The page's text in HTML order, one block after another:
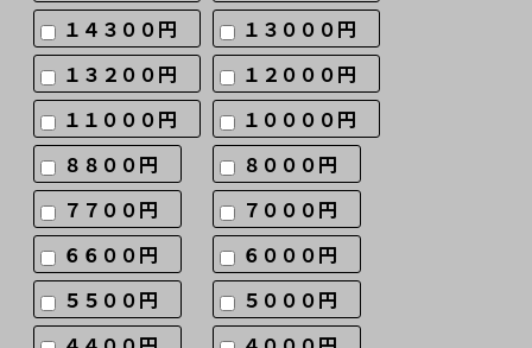
１４３００円
１３０００円
１３２００円
１２０００円
１１０００円
１００００円
８８００円
８０００円
７７００円
７０００円
６６００円
６０００円
５５００円
５０００円